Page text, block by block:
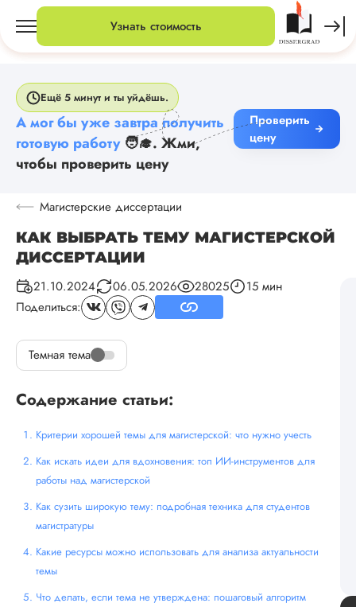
Узнать стоимость
Ещё 5 минут и ты уйдёшь.
А мог бы уже завтра получить
готовую работу🧑‍🎓. Жми,
чтобы проверить цену
Проверить
цену
Магистерские диссертации
КАК ВЫБРАТЬ ТЕМУ МАГИСТЕРСКОЙ
ДИССЕРТАЦИИ
21.10.2024 06.05.2026 28025
15 мин
Поделиться:
Темная тема
Содержание статьи:
Критерии хорошей темы для магистерской: что нужно учесть
Как искать идеи для вдохновения: топ ИИ-инструментов для
работы над магистерской
Как сузить широкую тему: подробная техника для студентов
магистратуры
Какие ресурсы можно использовать для анализа актуальности
темы
Что делать, если тема не утверждена: пошаговый алгоритм